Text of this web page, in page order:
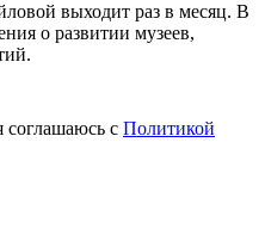
выходит раз в месяц. В
о развитии музеев,
соглашаюсь с Политикой